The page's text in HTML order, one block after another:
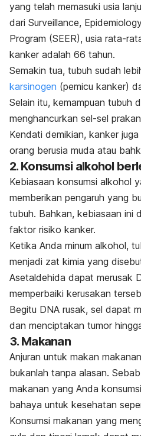
yang telah memasuki usia
dari Surveillance,
Program (SEER), usia rata-
kanker adalah 66 tahun.
Semakin tua, tubuh sudah
karsinogen (pemicu kanker)
Selain itu, kemampuan tubuh
menghancurkan sel-sel
Kendati demikian, kanker
orang berusia muda atau
2. Konsumsi alkohol
Kebiasaan konsumsi alkohol
memberikan pengaruh yang
tubuh. Bahkan, kebiasaan ini
faktor risiko kanker.
Ketika Anda minum alkohol,
menjadi zat kimia yang
Asetaldehida dapat merusak
memperbaiki kerusakan
Begitu DNA rusak, sel dapat
dan menciptakan tumor
3. Makanan
Anjuran untuk makan
bukanlah tanpa alasan.
makanan yang Anda
bahaya untuk kesehatan
Konsumsi makanan yang